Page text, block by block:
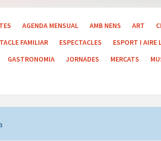
AGENDA MENSUAL AMB NENS ART
FAMILIAR ESPECTACLES ESPORT I AIRE
GASTRONOMIA JORNADES MERCATS